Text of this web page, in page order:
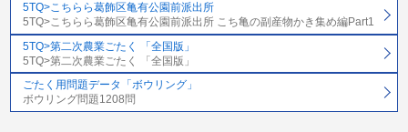
5TQ>こちらら葛飾区亀有公園前派出所
5TQ>こちらら葛飾区亀有公園前派出所 こち亀の副産物かき集め編Part1
5TQ>第二次農業ごたく 「全国版」
5TQ>第二次農業ごたく 「全国版」
ごたく用問題データ「ボウリング」
ボウリング問題1208問